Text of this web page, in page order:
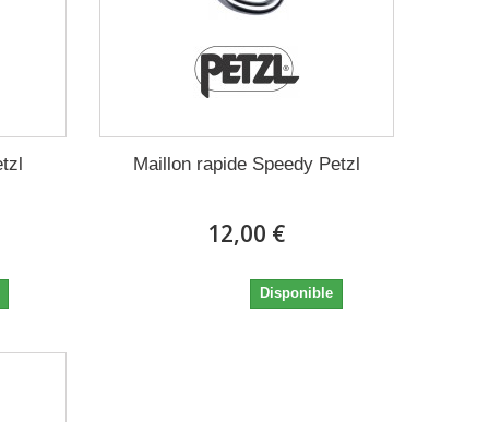
Maillon rapide Speedy Petzl
12,00 €
Disponible